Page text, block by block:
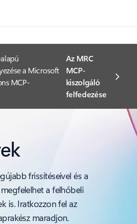
a Microsoft
MCP-
Az MRC
MCP-
kiszolgáló
felfedezése
frissítéseivel és a
a felhőbeli
is. Iratkozzon fel az
maradjon.